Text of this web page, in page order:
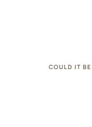
COULD IT